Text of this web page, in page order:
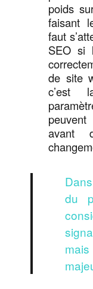
poids
faisant
faut
SEO si
de site
c’est
avant
du